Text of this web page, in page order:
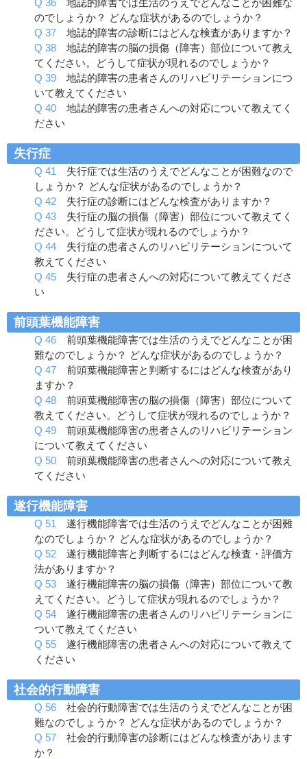
Q 36 地誌的障害では生活のうえでどんなことが困難な
のでしょうか？ どんな症状があるのでしょうか？
Q 37 地誌的障害の診断にはどんな検査がありますか？
Q 38 地誌的障害の脳の損傷（障害）部位について教え
てください。どうして症状が現れるのでしょうか？
Q 39 地誌的障害の患者さんのリハビリテーションにつ
いて教えてください
Q 40 地誌的障害の患者さんへの対応について教えてく
ださい
失行症
Q 41
失行症では生活のうえでどんなことが困難なので
しょうか？ どんな症状があるのでしょうか？
Q 42 失行症の診断にはどんな検査がありますか？
Q 43 失行症の脳の損傷（障害）部位について教えてく
ださい。どうして症状が現れるのでしょうか？
Q 44 失行症の患者さんのリハビリテーションについて
教えてください
Q 45 失行症の患者さんへの対応について教えてくださ
い
前頭葉機能障害
Q 46 前頭葉機能障害では生活のうえでどんなことが困
難なのでしょうか？ どんな症状があるのでしょうか？
Q 47 前頭葉機能障害と判断するにはどんな検査があり
ますか？
Q 48 前頭葉機能障害の脳の損傷（障害）部位について
教えてください。どうして症状が現れるのでしょうか？
Q 49 前頭葉機能障害の患者さんのリハビリテーション
について教えてください
Q 50 前頭葉機能障害の患者さんへの対応について教え
てください
遂行機能障害
Q 51
遂行機能障害では生活のうえでどんなことが困難
なのでしょうか？ どんな症状があるのでしょうか？
Q 52 遂行機能障害と判断するにはどんな検査・評価方
法がありますか？
Q 53 遂行機能障害の脳の損傷（障害）部位について教
えてください。どうして症状が現れるのでしょうか？
Q 54 遂行機能障害の患者さんのリハビリテーションに
ついて教えてください
Q 55 遂行機能障害の患者さんへの対応について教えて
ください
社会的行動障害
Q 56 社会的行動障害では生活のうえでどんなことが困
難なのでしょうか？ どんな症状があるのでしょうか？
Q 57 社会的行動障害の診断にはどんな検査があります
か？